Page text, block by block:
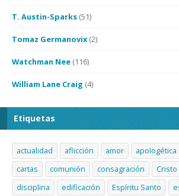
T. Austin-Sparks (51)
Tomaz Germanovix (2)
Watchman Nee (116)
William Lane Craig (4)
Etiquetas
actualidad aflicción amor apologética
cartas
comunión consagración Cristo
disciplina
edificación Espíritu Santo